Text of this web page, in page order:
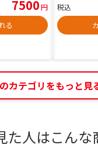
7500円
る
税込
カテゴリをもっと見
た人はこんな